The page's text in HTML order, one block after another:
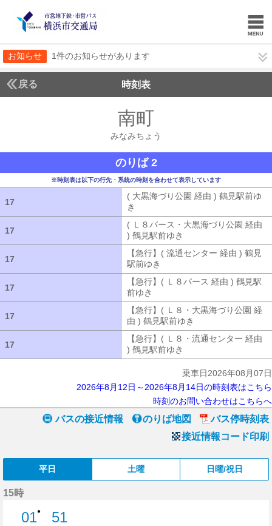
お知らせ 1件のお知らせがあります
戻る 時刻表
南町
みなみちょう
のりば 2
※時刻表は以下の行先・系統の時刻を合わせて表示しています
17
( 大黒海づり公園 経由 ) 鶴見駅前ゆ
き
17
( Ｌ８バース・大黒海づり公園 経由
) 鶴見駅前ゆき
17
【急行】( 流通センター 経由 ) 鶴見
駅前ゆき
17
【急行】( Ｌ８バース 経由 ) 鶴見駅
前ゆき
17
【急行】( Ｌ８・大黒海づり公園 経
由 ) 鶴見駅前ゆき
17
【急行】( Ｌ８・流通センター 経由
) 鶴見駅前ゆき
乗車日2026年08月07日
2026年8月12日～2026年8月14日の時刻表はこちら
時刻のお問い合わせはこちらへ
バスの接近情報 のりば地図
バス停時刻表
接近情報コード印刷
平日 土曜 日曜/祝日
15時
01●
51